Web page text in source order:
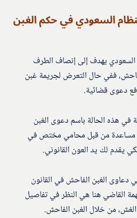
السعودي في حكم الغبن
السعودي يهدف إلى إنصاف الطرف
ففي حال التعرض لجريمة غبن
دعوى قضائية.
هذه الحالة باسم دعوى الغبن
مساعدة من قبل محامي مختص في
لكي يقدم لك يد العون القانوني.
الغبن الفاحش في القانون
القاضي هنا هي النظر في تفاصيل
من خلال الغبن الفاحش.